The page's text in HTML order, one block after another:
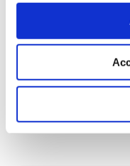
Aziendagricola
Agricola Don
Azienda Agricola
Azienda Agricola